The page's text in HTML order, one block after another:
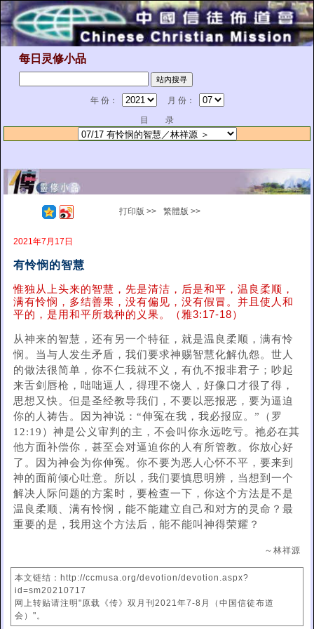
每日灵修小品
年 份：
月 份：
目 录
打印版 >> 繁體版 >>
2021年7月17日
有怜悯的智慧
惟独从上头来的智慧，先是清洁，后是和平，温良柔顺，
满有怜悯，多结善果，没有偏见，没有假冒。并且使人和
平的，是用和平所栽种的义果。（雅3:17-18）
从神来的智慧，还有另一个特征，就是温良柔顺，满有怜
悯。当与人发生矛盾，我们要求神赐智慧化解仇怨。世人
的做法很简单，你不仁我就不义，有仇不报非君子；吵起
来舌剑唇枪，咄咄逼人，得理不饶人，好像口才很了得，
思想又快。但是圣经教导我们，不要以恶报恶，要为逼迫
你的人祷告。因为神说：“伸冤在我，我必报应。”（罗
12:19）神是公义审判的主，不会叫你永远吃亏。祂必在其
他方面补偿你，甚至会对逼迫你的人有所管教。你放心好
了。因为神会为你伸冤。你不要为恶人心怀不平，要来到
神的面前倾心吐意。所以，我们要慎思明辨，当想到一个
解决人际问题的方案时，要检查一下，你这个方法是不是
温良柔顺、满有怜悯，能不能建立自己和对方的灵命？最
重要的是，我用这个方法后，能不能叫神得荣耀？
～林祥源
本文链结：http://ccmusa.org/devotion/devotion.aspx?
id=sm20210717
网上转贴请注明"原载《传》双月刊2021年7-8月（中国信徒布道
会）"。